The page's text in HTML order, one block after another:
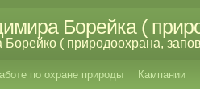
Борейка (
( природоохрана,
по охране природы Кампании